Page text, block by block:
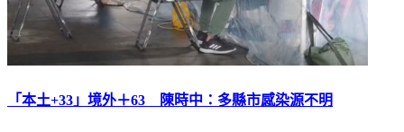
「本土+33」境外＋63 陳時中：多縣市感染源不明